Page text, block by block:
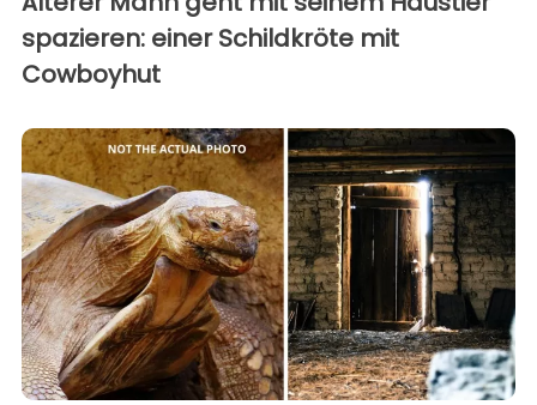
spazieren: einer Schildkröte mit
Cowboyhut